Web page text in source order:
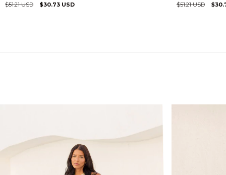
$51.21 USD $30.73 USD $51.21 USD